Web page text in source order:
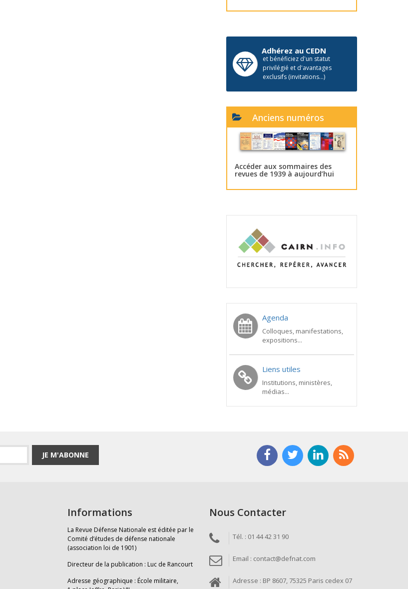
Adhérez au CEDN
et bénéficiez d'un statut
privilégié et d'avantages
exclusifs (invitations...)
Anciens numéros
Accéder aux sommaires des
revues de 1939 à aujourd’hui
Agenda
Colloques, manifestations,
expositions...
Liens utiles
Institutions, ministères,
médias...
JE M'ABONNE
Informations
La Revue Défense Nationale est éditée par le
Comité d’études de défense nationale
(association loi de 1901)
Directeur de la publication : Luc de Rancourt
Adresse géographique : École militaire,
Nous Contacter
Tél. : 01 44 42 31 90
Email : contact@defnat.com
Adresse : BP 8607, 75325 Paris cedex 07